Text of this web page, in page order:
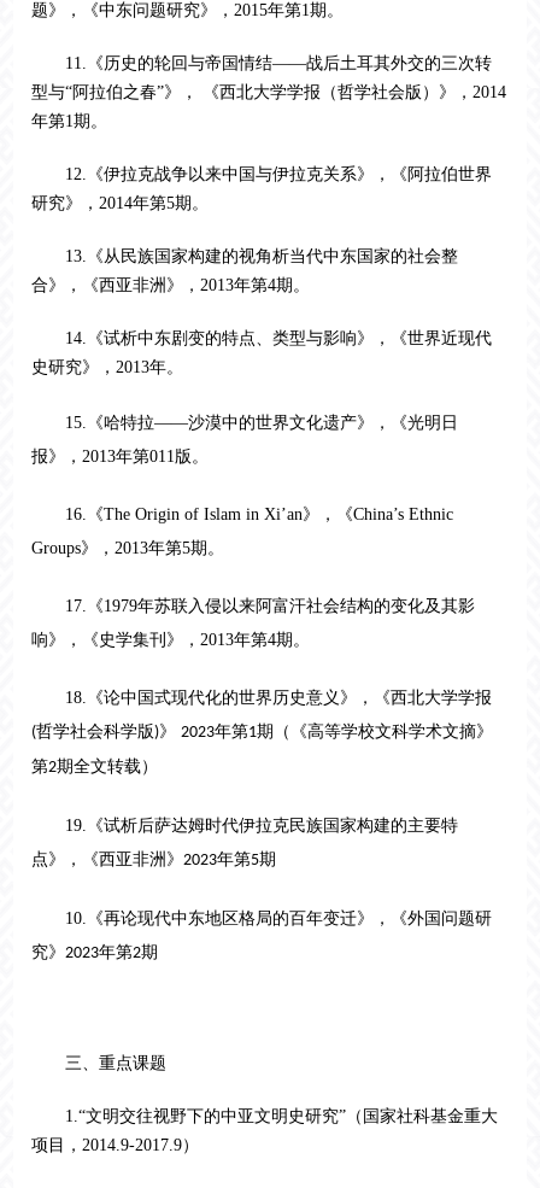
题》，《中东问题研究》，2015年第1期。
11.《历史的轮回与帝国情结——战后土耳其外交的三次转
型与“阿拉伯之春”》， 《西北大学学报（哲学社会版）》，2014
年第1期。
12.《伊拉克战争以来中国与伊拉克关系》，《阿拉伯世界
研究》，2014年第5期。
13.《从民族国家构建的视角析当代中东国家的社会整
合》，《西亚非洲》，2013年第4期。
14.《试析中东剧变的特点、类型与影响》，《世界近现代
史研究》，2013年。
15.《哈特拉——沙漠中的世界文化遗产》，《光明日
报》，2013年第011版。
16.《The Origin of Islam in Xi’an》，《China’s Ethnic
Groups》，2013年第5期。
17.《1979年苏联入侵以来阿富汗社会结构的变化及其影
响》，《史学集刊》，2013年第4期。
18.《论中国式现代化的世界历史意义》，《西北大学学报
(哲学社会科学版)》2023年第1期（《高等学校文科学术文摘》
第2期全文转载）
19.《试析后萨达姆时代伊拉克民族国家构建的主要特
点》，《西亚非洲》2023年第5期
10.《再论现代中东地区格局的百年变迁》，《外国问题研
究》2023年第2期
三、重点课题
1.“文明交往视野下的中亚文明史研究”（国家社科基金重大
项目，2014.9-2017.9）